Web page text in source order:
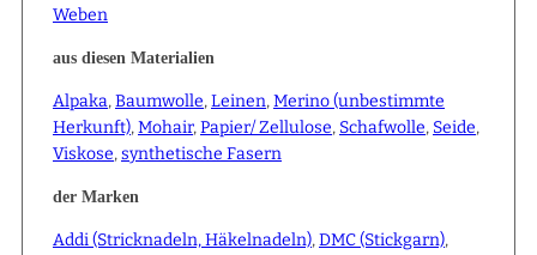
Weben
aus diesen Materialien
Alpaka,Baumwolle,Leinen,Merino (unbestimmte
Herkunft),Mohair,Papier/ Zellulose, Schafwolle, Seide,
Viskose,synthetische Fasern
der Marken
Addi (Stricknadeln, Häkelnadeln),DMC (Stickgarn),